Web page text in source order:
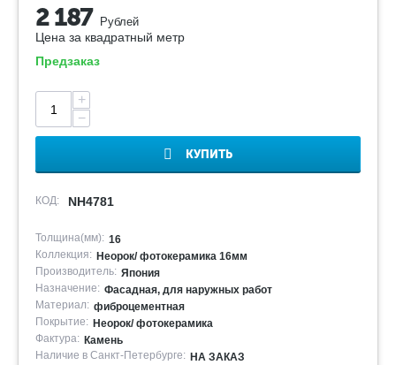
2 187 Рублей
Цена за квадратный метр
Предзаказ
+
−
КУПИТЬ
КОД: NH4781
Толщина(мм): 16
Коллекция: Неорок/ фотокерамика 16мм
Производитель: Япония
Назначение: Фасадная, для наружных работ
Материал: фиброцементная
Покрытие: Неорок/ фотокерамика
Фактура: Камень
Наличие в Санкт-Петербурге: НА ЗАКАЗ